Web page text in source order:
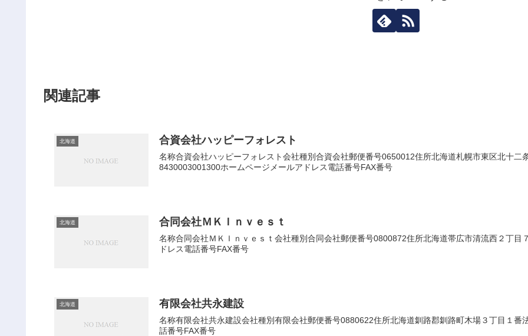
関連記事
北海道 合資会社ハッピーフォレスト
名称合資会社ハッピーフォレスト会社種別合資会社郵便番号0650012住所北海道札幌市東区北十
8430003001300ホームページメールアドレス電話番号FAX番号
北海道 合同会社ＭＫＩｎｖｅｓｔ
名称合同会社ＭＫＩｎｖｅｓｔ会社種別合同会社郵便番号0800872住所北海道帯広市清流西２丁
ドレス電話番号FAX番号
北海道 有限会社共永建設
名称有限会社共永建設会社種別有限会社郵便番号0880622住所北海道釧路郡釧路町木場３丁目１
話番号FAX番号